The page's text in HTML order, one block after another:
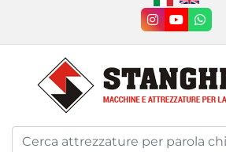
instagram
youtube